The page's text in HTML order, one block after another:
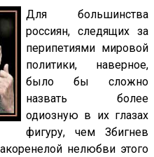
Для большинства
россиян, следящих за
перипетиями мировой
политики, наверное,
было бы сложно
назвать более
одиозную в их глазах
фигуру, чем Збигнев
нелюбви этого